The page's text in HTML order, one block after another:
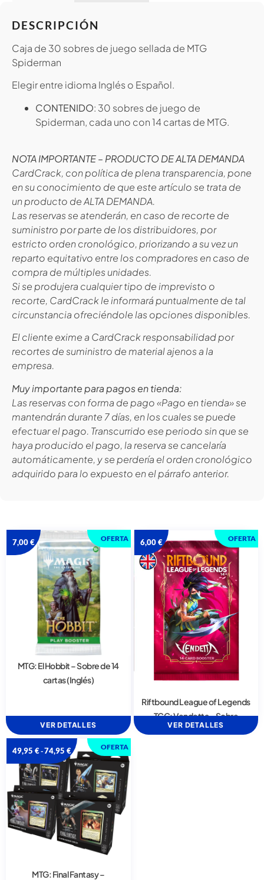
DESCRIPCIÓN
Caja de 30 sobres de juego sellada de MTG
Spiderman
Elegir entre idioma Inglés o Español.
CONTENIDO: 30 sobres de juego de
Spiderman, cada uno con 14 cartas de MTG.
NOTA IMPORTANTE – PRODUCTO DE ALTA DEMANDA
CardCrack, con política de plena transparencia, pone
en su conocimiento de que este artículo se trata de
un producto de ALTA DEMANDA.
Las reservas se atenderán, en caso de recorte de
suministro por parte de los distribuidores, por
estricto orden cronológico, priorizando a su vez un
reparto equitativo entre los compradores en caso de
compra de múltiples unidades.
Si se produjera cualquier tipo de imprevisto o
recorte, CardCrack le informará puntualmente de tal
circunstancia ofreciéndole las opciones disponibles.
El cliente exime a CardCrack responsabilidad por
recortes de suministro de material ajenos a la
empresa.
Muy importante para pagos en tienda:
Las reservas con forma de pago «Pago en tienda» se
mantendrán durante 7 días, en los cuales se puede
efectuar el pago. Transcurrido ese periodo sin que se
haya producido el pago, la reserva se cancelaría
automáticamente, y se perdería el orden cronológico
adquirido para lo expuesto en el párrafo anterior.
OFERTA
7,00€
MTG: El Hobbit – Sobre de 14
cartas (Inglés)
VER DETALLES
OFERTA
6,00€
Riftbound League of Legends
TCG: Vendetta – Sobre
VER DETALLES
OFERTA
49,95 €-74,95 €
MTG: Final Fantasy –